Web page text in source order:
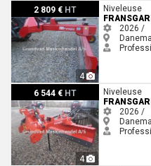
2 809 € HT
4
Fransgard GT-250HY DEMO HAR
Niveleuse
2026 /
6 544 € HT
4
Fransgard GT-250DKH
Niveleuse
2026 /